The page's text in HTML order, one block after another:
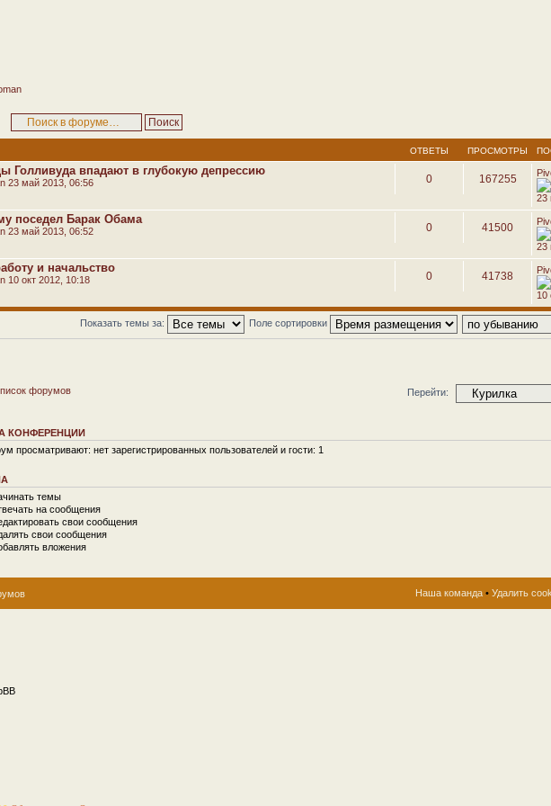
ОТВЕТЫ ПРОСМОТРЫ
Голливуда впадают в глубокую депрессию
23 май 2013, 06:56 0 167255
23
поседел Барак Обама
23 май 2013, 06:52 0 41500
23
и начальство
10 окт 2012, 10:18 0 41738
10
Показать темы за: Поле сортировки
форумов Перейти:
КОНФЕРЕНЦИИ
просматривают: нет зарегистрированных пользователей и гости: 1
темы
на сообщения
свои сообщения
свои сообщения
вложения
Наша команда • Удалить